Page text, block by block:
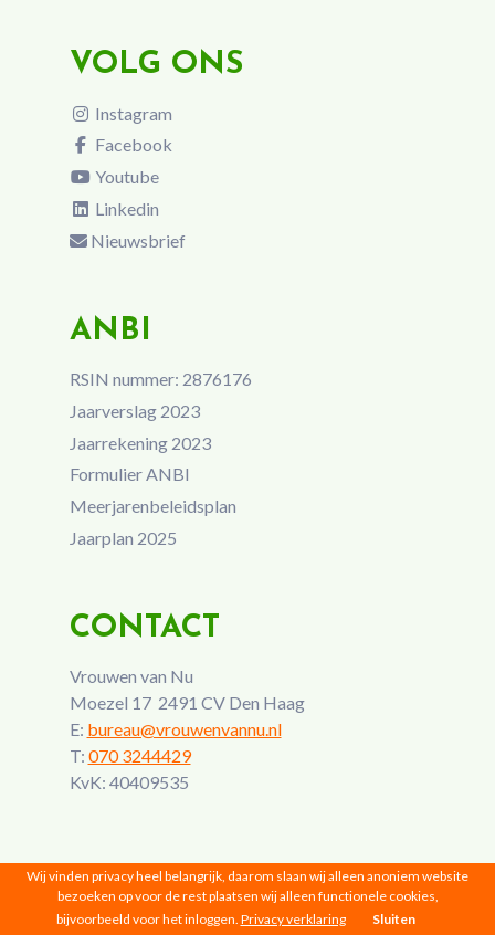
VOLG ONS
Instagram
Facebook
Youtube
Linkedin
Nieuwsbrief
ANBI
RSIN nummer: 2876176
Jaarverslag 2023
Jaarrekening 2023
Formulier ANBI
Meerjarenbeleidsplan
Jaarplan 2025
CONTACT
Vrouwen van Nu
Moezel 17 2491 CV Den Haag
E: bureau@vrouwenvannu.nl
T: 070 3244429
KvK: 40409535
Wij vinden privacy heel belangrijk, daarom slaan wij alleen anoniem website
bezoeken op voor de rest plaatsen wij alleen functionele cookies,
bijvoorbeeld voor het inloggen. Privacy verklaring Sluiten